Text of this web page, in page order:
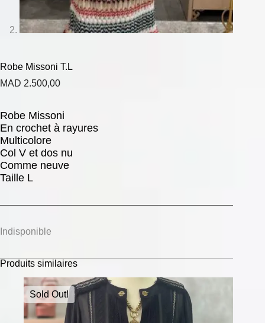
Robe Missoni T.L
MAD 2.500,00
Robe Missoni
En crochet à rayures
Multicolore
Col V et dos nu
Comme neuve
Taille L
Indisponible
Produits similaires
Sold Out!